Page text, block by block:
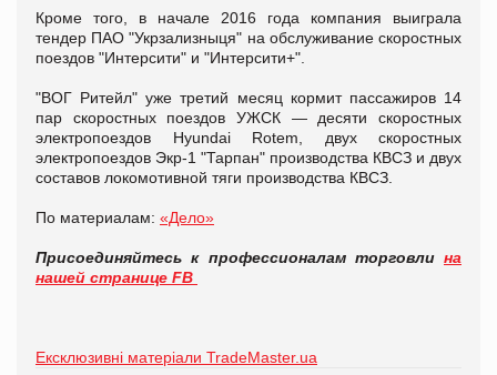
Кроме того, в начале 2016 года компания выиграла
тендер ПАО "Укрзализныця" на обслуживание скоростных
поездов "Интерсити" и "Интерсити+".
"ВОГ Ритейл" уже третий месяц кормит пассажиров 14
пар скоростных поездов УЖСК — десяти скоростных
электропоездов Hyundai Rotem, двух скоростных
электропоездов Экр-1 "Тарпан" производства КВСЗ и двух
составов локомотивной тяги производства КВСЗ.
По материалам: «Дело»
Присоединяйтесь к профессионалам торговли на
нашей странице FB
Ексклюзивні матеріали TradeMaster.ua